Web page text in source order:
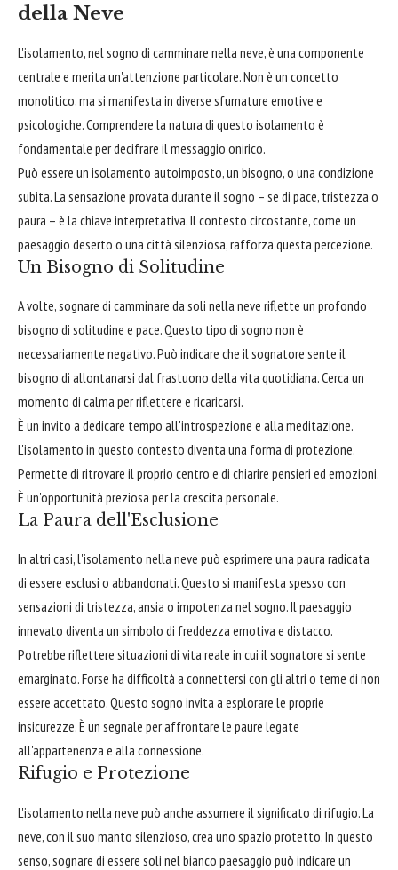
della Neve
L'isolamento, nel sogno di camminare nella neve, è una componente
centrale e merita un'attenzione particolare. Non è un concetto
monolitico, ma si manifesta in diverse sfumature emotive e
psicologiche. Comprendere la natura di questo isolamento è
fondamentale per decifrare il messaggio onirico.
Può essere un isolamento autoimposto, un bisogno, o una condizione
subita. La sensazione provata durante il sogno – se di pace, tristezza o
paura – è la chiave interpretativa. Il contesto circostante, come un
paesaggio deserto o una città silenziosa, rafforza questa percezione.
Un Bisogno di Solitudine
A volte, sognare di camminare da soli nella neve riflette un profondo
bisogno di solitudine e pace. Questo tipo di sogno non è
necessariamente negativo. Può indicare che il sognatore sente il
bisogno di allontanarsi dal frastuono della vita quotidiana. Cerca un
momento di calma per riflettere e ricaricarsi.
È un invito a dedicare tempo all'introspezione e alla meditazione.
L'isolamento in questo contesto diventa una forma di protezione.
Permette di ritrovare il proprio centro e di chiarire pensieri ed emozioni.
È un'opportunità preziosa per la crescita personale.
La Paura dell'Esclusione
In altri casi, l'isolamento nella neve può esprimere una paura radicata
di essere esclusi o abbandonati. Questo si manifesta spesso con
sensazioni di tristezza, ansia o impotenza nel sogno. Il paesaggio
innevato diventa un simbolo di freddezza emotiva e distacco.
Potrebbe riflettere situazioni di vita reale in cui il sognatore si sente
emarginato. Forse ha difficoltà a connettersi con gli altri o teme di non
essere accettato. Questo sogno invita a esplorare le proprie
insicurezze. È un segnale per affrontare le paure legate
all'appartenenza e alla connessione.
Rifugio e Protezione
L'isolamento nella neve può anche assumere il significato di rifugio. La
neve, con il suo manto silenzioso, crea uno spazio protetto. In questo
senso, sognare di essere soli nel bianco paesaggio può indicare un